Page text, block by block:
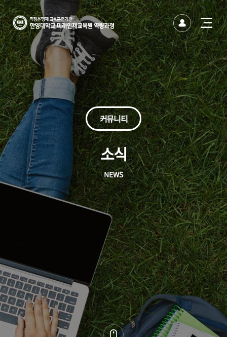
한양대
미래인재교육원
한양대학교
미래인재교육원
유저
토글
버튼
사이
열기
커뮤니티
소식
NEWS